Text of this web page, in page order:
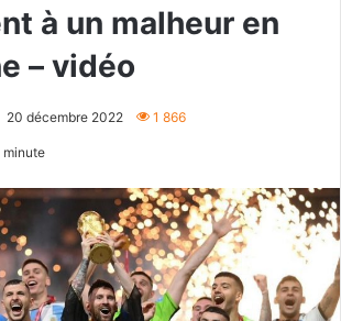
à un malheur en
– vidéo
20 décembre 2022 1 866
minute